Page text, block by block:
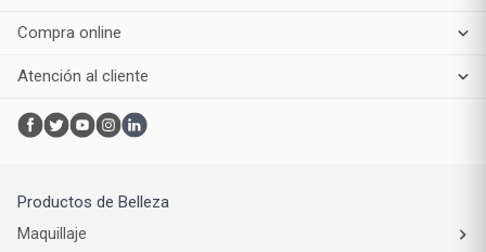
Compra online
Atención al cliente
Productos de Belleza
Maquillaje